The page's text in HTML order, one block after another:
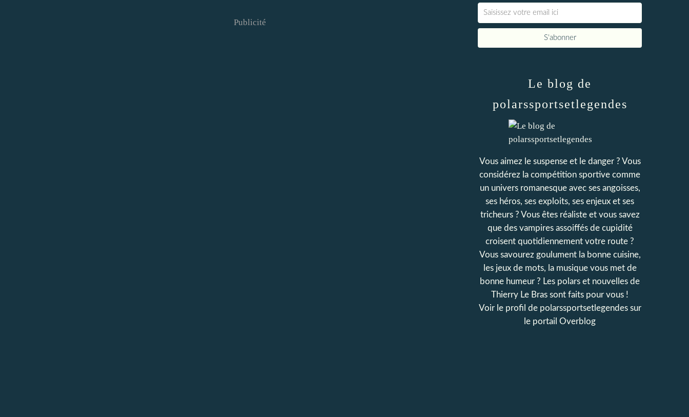
Publicité
Le blog de
polarssportsetlegendes
Vous aimez le suspense et le danger ? Vous
considérez la compétition sportive comme
un univers romanesque avec ses angoisses,
ses héros, ses exploits, ses enjeux et ses
tricheurs ? Vous êtes réaliste et vous savez
que des vampires assoiffés de cupidité
croisent quotidiennement votre route ?
Vous savourez goulument la bonne cuisine,
les jeux de mots, la musique vous met de
bonne humeur ? Les polars et nouvelles de
Thierry Le Bras sont faits pour vous !
Voir le profil de polarssportsetlegendessur
le portail Overblog